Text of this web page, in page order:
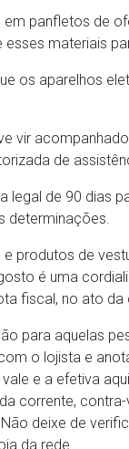
em panfletos de
materiais
os aparelhos
vir
de
legal de 90
determinações.
e produtos de
é uma
fiscal, no ato da
para aquelas
o lojista e
e a efetiva
corrente,
deixe de
da rede.